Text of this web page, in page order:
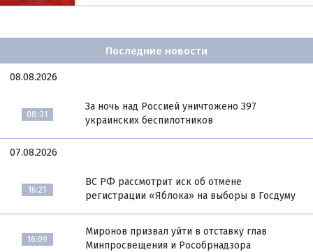
Последние новости
08.08.2026
08:31
За ночь над Россией уничтожено 397
украинских беспилотников
07.08.2026
16:21
ВС РФ рассмотрит иск об отмене
регистрации «Яблока» на выборы в Госдуму
16:09
Миронов призвал уйти в отставку глав
Минпросвещения и Рособрнадзора